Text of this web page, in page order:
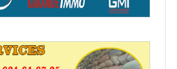
transmettre